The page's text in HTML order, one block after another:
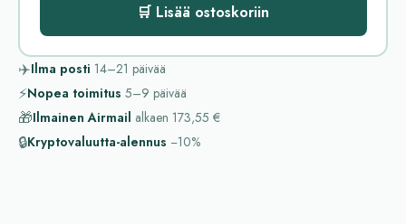
🛒 Lisää ostoskoriin
✈️Ilma posti 14–21 päivää
⚡Nopea toimitus 5–9 päivää
🎁Ilmainen Airmail alkaen 173,55 €
🔒Kryptovaluutta-alennus −10%